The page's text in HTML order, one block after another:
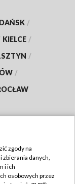
/
KIELCE /
/
/
zgody na
zbierania danych,
i ich
osobowych przez